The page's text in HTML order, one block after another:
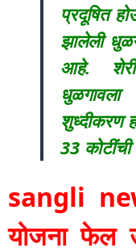
प्रदूषित
झालेली
आहे.
शुध्दीकरण
33
sangli
योजना फेल